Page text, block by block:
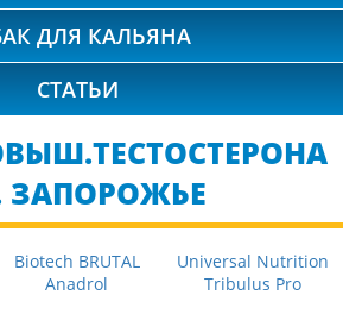
ДЛЯ КАЛЬЯНА
СТАТЬИ
ЗАПОРОЖЬЕ
Biotech BRUTAL
Anadrol
Universal Nutrition
Tribulus Pro